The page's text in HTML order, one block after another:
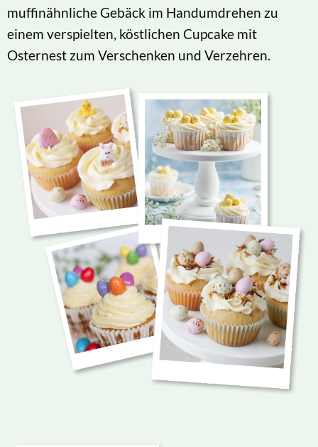
muffinähnliche Gebäck im Handumdrehen zu
einem verspielten, köstlichen Cupcake mit
Osternest zum Verschenken und Verzehren.